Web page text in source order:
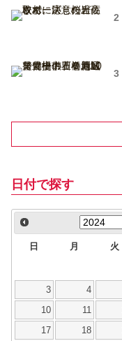
日付で探す
日 月 火
3 4
10 11
17 18